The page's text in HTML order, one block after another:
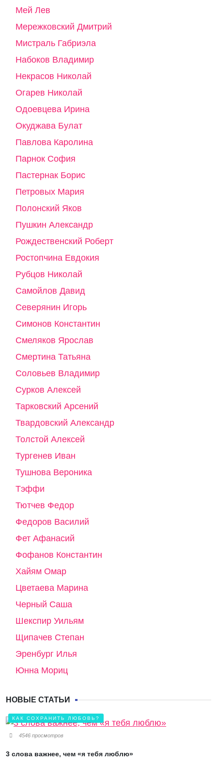
Мей Лев
Мережковский Дмитрий
Мистраль Габриэла
Набоков Владимир
Некрасов Николай
Огарев Николай
Одоевцева Ирина
Окуджава Булат
Павлова Каролина
Парнок София
Пастернак Борис
Петровых Мария
Полонский Яков
Пушкин Александр
Рождественский Роберт
Ростопчина Евдокия
Рубцов Николай
Самойлов Давид
Северянин Игорь
Симонов Константин
Смеляков Ярослав
Смертина Татьяна
Соловьев Владимир
Сурков Алексей
Тарковский Арсений
Твардовский Александр
Толстой Алексей
Тургенев Иван
Тушнова Вероника
Тэффи
Тютчев Федор
Федоров Василий
Фет Афанасий
Фофанов Константин
Хайям Омар
Цветаева Марина
Черный Саша
Шекспир Уильям
Щипачев Степан
Эренбург Илья
Юнна Мориц
НОВЫЕ СТАТЬИ
КАК СОХРАНИТЬ ЛЮБОВЬ?
4546 просмотров
3 слова важнее, чем «я тебя люблю»